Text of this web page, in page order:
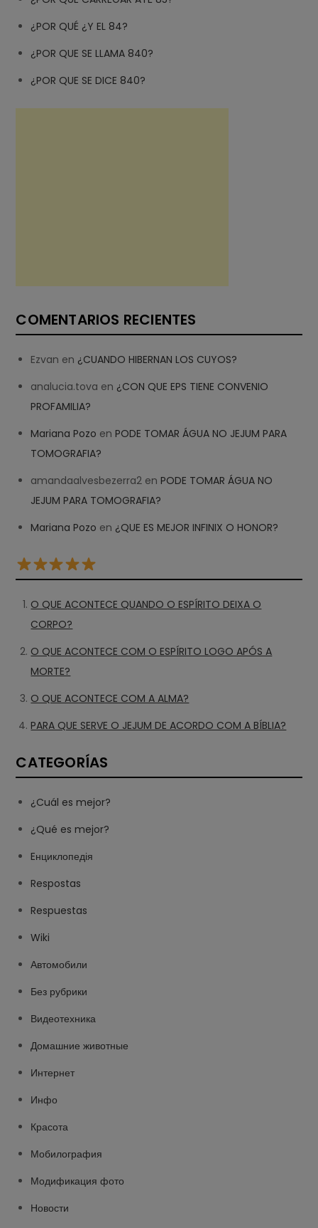
¿POR QUÉ ¿Y EL 84?
¿POR QUE SE LLAMA 840?
¿POR QUE SE DICE 840?
COMENTARIOS RECIENTES
Ezvan en ¿CUANDO HIBERNAN LOS CUYOS?
analucia.tova en ¿CON QUE EPS TIENE CONVENIO
PROFAMILIA?
Mariana Pozo enPODE TOMAR ÁGUA NO JEJUM PARA
TOMOGRAFIA?
amandaalvesbezerra2 enPODE TOMAR ÁGUA NO
JEJUM PARA TOMOGRAFIA?
Mariana Pozo en ¿QUE ES MEJOR INFINIX O HONOR?
O QUE ACONTECE QUANDO O ESPÍRITO DEIXA O
CORPO?
O QUE ACONTECE COM O ESPÍRITO LOGO APÓS A
MORTE?
O QUE ACONTECE COM A ALMA?
PARA QUE SERVE O JEJUM DE ACORDO COM A BÍBLIA?
CATEGORÍAS
¿Cuál es mejor?
¿Qué es mejor?
Eнциклопедія
Respostas
Respuestas
Wiki
Автомобили
Без рубрики
Видеотехника
Домашние животные
Интернет
Инфо
Красота
Мобилография
Модификация фото
Новости